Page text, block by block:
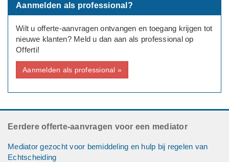
Aanmelden als professional?
Wilt u offerte-aanvragen ontvangen en toegang krijgen tot
nieuwe klanten? Meld u dan aan als professional op
Offerti!
Aanmelden als professional »
Eerdere offerte-aanvragen voor een mediator
Mediator gezocht voor bemiddeling en hulp bij regelen van
Echtscheiding